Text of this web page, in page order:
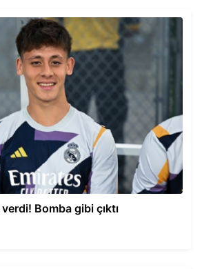
Bomba gibi çıktı